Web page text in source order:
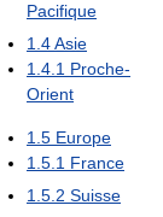
Pacifique
1.4Asie
1.4.1 Proche-
Orient
1.5 Europe
1.5.1 France
1.5.2 Suisse